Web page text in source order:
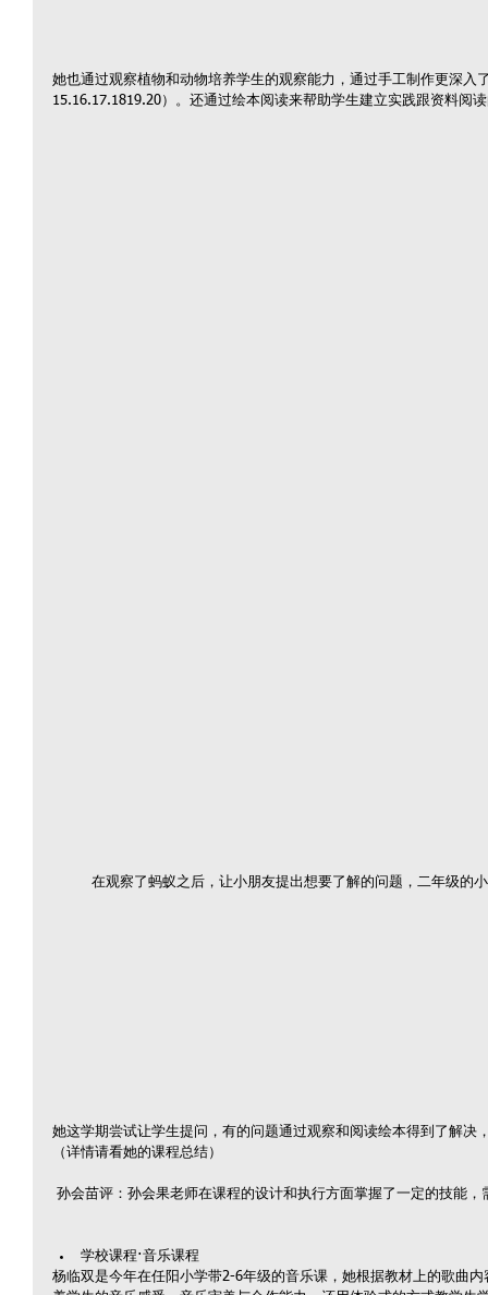
她也通过观察植物和动物培养学生的观察能力，通过手工制作更深入
15.16.17.1819.20）。还通过绘本阅读来帮助学生建立实践跟资料阅
在观察了蚂蚁之后，让小朋友提出想要了解的问题，二年级的
她这学期尝试让学生提问，有的问题通过观察和阅读绘本得到了解决
（详情请看她的课程总结）
孙会苗评：孙会果老师在课程的设计和执行方面掌握了一定的技能
学校课程·音乐课程
杨临双是今年在任阳小学带2-6年级的音乐课，她根据教材上的歌曲